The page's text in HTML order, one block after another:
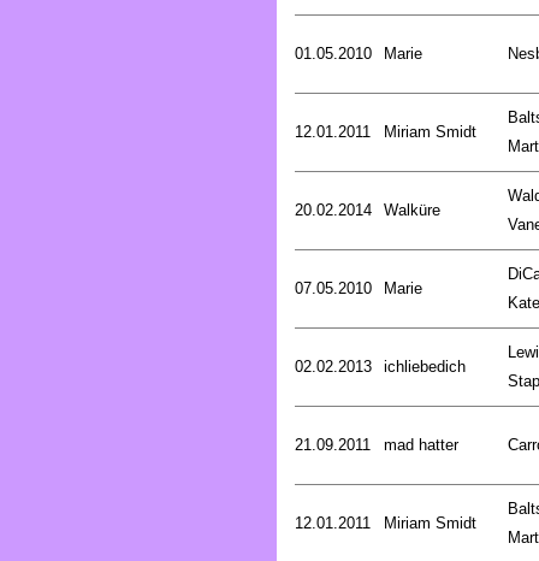
01.05.2010 Marie
12.01.2011 Miriam Smidt
20.02.2014 Walküre
07.05.2010 Marie
Kate
02.02.2013 ichliebedich
21.09.2011 mad hatter
12.01.2011 Miriam Smidt